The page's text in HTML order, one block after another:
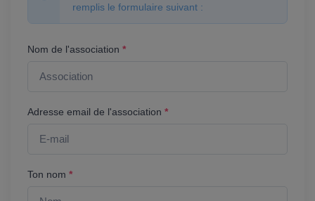
remplis le formulaire suivant :
Nom de l'association *
Adresse email de l'association *
Ton nom *